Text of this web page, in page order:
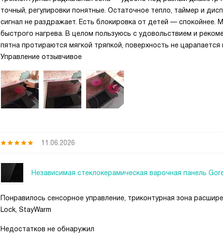
точный, регулировки понятные. Остаточное тепло, таймер и
сигнал не раздражает. Есть блокировка от детей — спокойнее.
быстрого нагрева. В целом пользуюсь с удовольствием и
пятна протираются мягкой тряпкой, поверхность не
Управление отзывчивое
11.06.2026
Независимая стеклокерамическая варочная панель
Понравилось сенсорное управление, триконтурная зона
Lock, StayWarm
Недостатков не обнаружил